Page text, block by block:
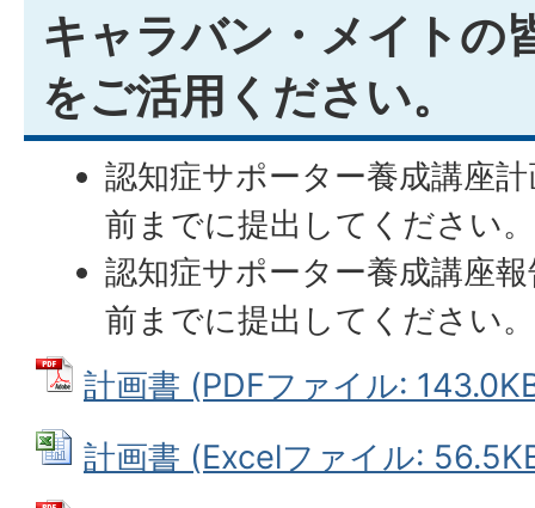
キャラバン・メイトの
をご活用ください。
認知症サポーター養成講座
前までに提出してください。
認知症サポーター養成講座
前までに提出してください。
計画書 (PDFファイル:
計画書 (Excelファイル: